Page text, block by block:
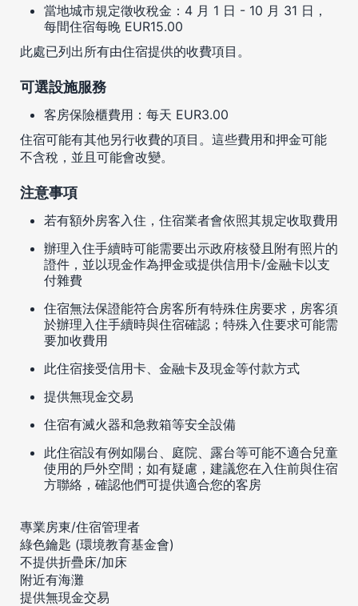
當地城市規定徵收稅金：4 月 1 日 - 10 月 31 日，
每間住宿每晚 EUR15.00
此處已列出所有由住宿提供的收費項目。
可選設施服務
客房保險櫃費用：每天 EUR3.00
住宿可能有其他另行收費的項目。這些費用和押金可能
不含稅，並且可能會改變。
注意事項
若有額外房客入住，住宿業者會依照其規定收取費用
辦理入住手續時可能需要出示政府核發且附有照片的
證件，並以現金作為押金或提供信用卡/金融卡以支
付雜費
住宿無法保證能符合房客所有特殊住房要求，房客須
於辦理入住手續時與住宿確認；特殊入住要求可能需
要加收費用
此住宿接受信用卡、金融卡及現金等付款方式
提供無現金交易
住宿有滅火器和急救箱等安全設備
此住宿設有例如陽台、庭院、露台等可能不適合兒童
使用的戶外空間；如有疑慮，建議您在入住前與住宿
方聯絡，確認他們可提供適合您的客房
專業房東/住宿管理者
綠色鑰匙 (環境教育基金會)
不提供折疊床/加床
附近有海灘
提供無現金交易